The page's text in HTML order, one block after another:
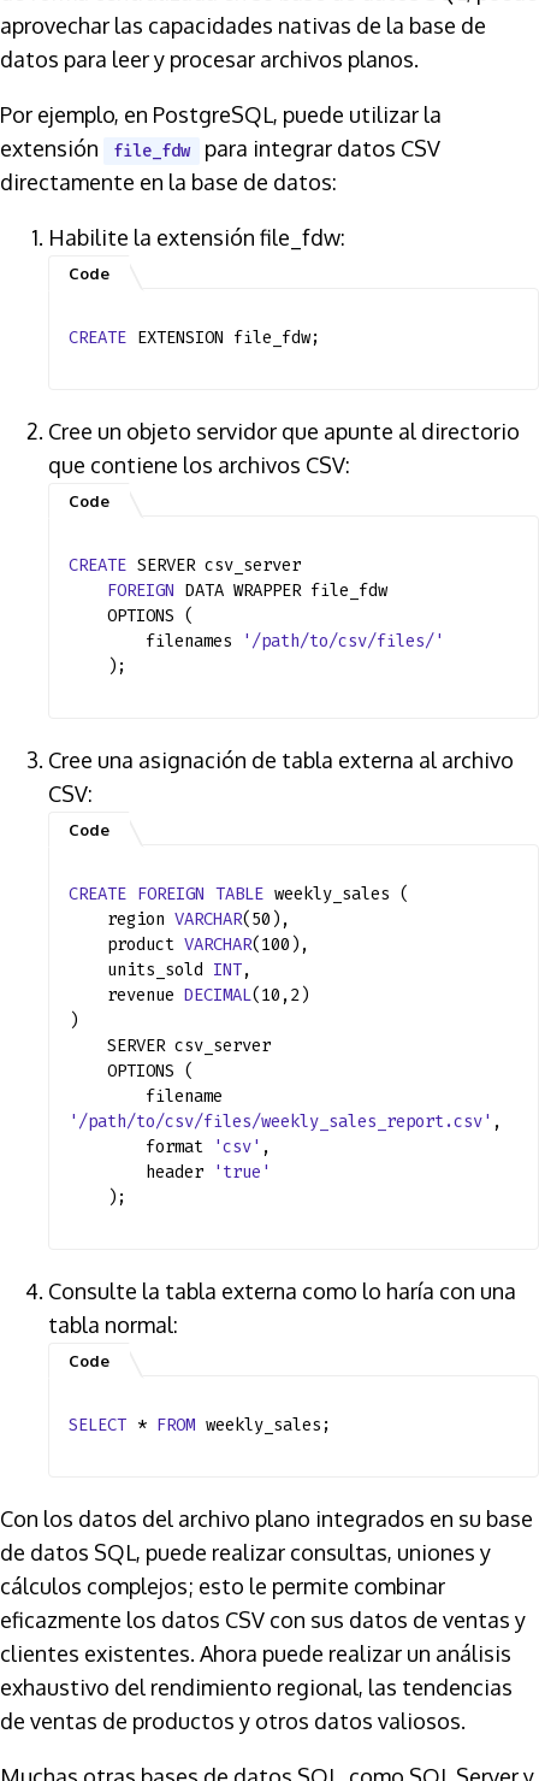
aprovechar las capacidades nativas de la base de
datos para leer y procesar archivos planos.
Por ejemplo, en PostgreSQL, puede utilizar la
extensión
file_fdw
para integrar datos CSV
directamente en la base de datos:
Habilite la extensión file_fdw:
CREATE EXTENSION file_fdw;
Cree un objeto servidor que apunte al directorio
que contiene los archivos CSV:
CREATE SERVER csv_server
FOREIGN DATA WRAPPER file_fdw
OPTIONS (
filenames
'/path/to/csv/files/'
);
Cree una asignación de tabla externa al archivo
CSV:
CREATE FOREIGN TABLE weekly_sales (
region VARCHAR(50),
product VARCHAR(100),
units_sold INT,
revenue DECIMAL(10,2)
)
SERVER csv_server
OPTIONS (
filename
'/path/to/csv/files/weekly_sales_report.csv' ,
format 'csv' ,
header 'true'
);
Consulte la tabla externa como lo haría con una
tabla normal:
SELECT * FROM weekly_sales;
Con los datos del archivo plano integrados en su base
de datos SQL, puede realizar consultas, uniones y
cálculos complejos; esto le permite combinar
eficazmente los datos CSV con sus datos de ventas y
clientes existentes. Ahora puede realizar un análisis
exhaustivo del rendimiento regional, las tendencias
de ventas de productos y otros datos valiosos.